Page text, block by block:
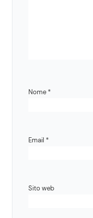
Nome *
Email *
Sito web